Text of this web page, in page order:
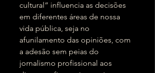
cultural” influencia as decisões
em diferentes áreas de nossa
vida pública, seja no
afunilamento das opiniões, com
a adesão sem peias do
jornalismo profissional aos